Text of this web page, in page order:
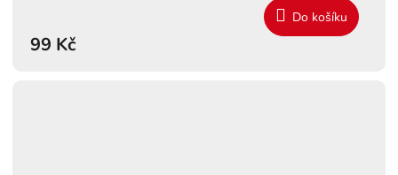
99 Kč
Do košíku